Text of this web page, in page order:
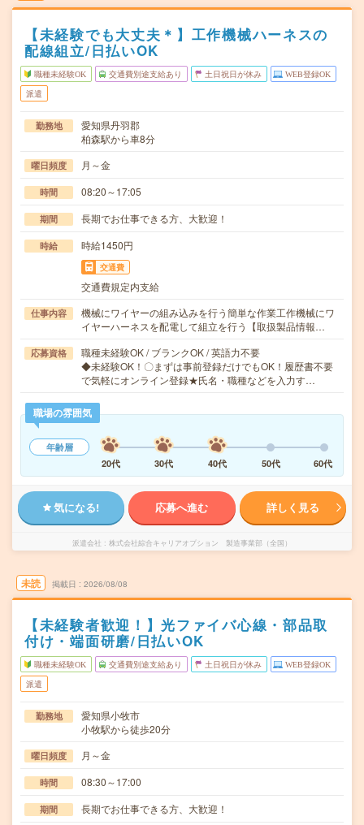
【未経験でも大丈夫＊】工作機械ハーネスの
配線組立/日払いOK
職種未経験OK 交通費別途支給あり 土日祝日が休み WEB登録OK
派遣
勤務地
愛知県丹羽郡
柏森駅から車8分
曜日頻度 月～金
時間 08:20～17:05
期間 長期でお仕事できる方、大歓迎！
時給 時給1450円
交通費
交通費規定内支給
仕事内容
機械にワイヤーの組み込みを行う簡単な作業工作機械にワ
イヤーハーネスを配電して組立を行う【取扱製品情報…
応募資格
職種未経験OK / ブランクOK / 英語力不要
◆未経験OK！〇まずは事前登録だけでもOK！履歴書不要
で気軽にオンライン登録★氏名・職種などを入力す…
職場の雰囲気
年齢層
20代
30代 40代 50代 60代
気になる! 応募へ進む 詳しく見る
派遣会社 株式会社綜合キャリアオプション 製造事業部（全国）
未読 掲載日 2026/08/08
【未経験者歓迎！】光ファイバ心線・部品取
付け・端面研磨/日払いOK
職種未経験OK 交通費別途支給あり 土日祝日が休み WEB登録OK
派遣
勤務地
愛知県小牧市
小牧駅から徒歩20分
曜日頻度 月～金
時間 08:30～17:00
期間 長期でお仕事できる方、大歓迎！